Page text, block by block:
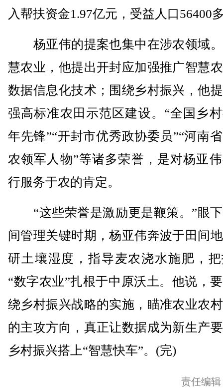
入帮扶资金1.97亿元，受益人口56400
杨亚伟的提案也集中在涉农领域
慧农业，他提出开封应加强推广智慧
数据信息化技术；围绕乡村振兴，他
强高标准农田示范区建设。“全国乡
年先锋”“开封市优秀政协委员”“河南
农领军人物”等诸多荣誉，是对杨亚
行服务于农的肯定。
“这些荣誉是激励更是鞭策。”眼
间管理关键时期，杨亚伟奔波于田间
研土壤湿度，指导麦农浇水施肥，
“数字农业”扎根于中原沃土。他说，
绕乡村振兴战略的实施，瞄准农业农
的主攻方向，真正让数据成为新生产
乡村振兴搭上“智慧快车”。(完)
责任编